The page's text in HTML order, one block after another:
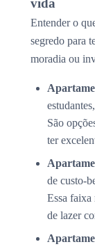
vida
Entender o
segredo para
moradia ou
São
ter
de custo-
Essa faixa
de lazer